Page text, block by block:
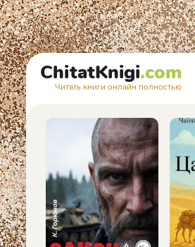
ChitatKnigi.com
Читать книги онлайн полностью